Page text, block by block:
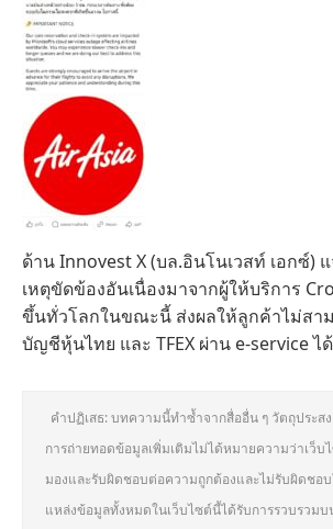
ด้าน Innovest X (บล.อินโนเวสท์ เอกซ์) แ
เหตุขัดข้องอันเนื่องมาจากผู้ให้บริการ
ขึ้นทั่วโลกในขณะนี้ ส่งผลให้ลูกค้าไม่สาม
บัญชีหุ้นไทย และ TFEX ผ่าน e-service ไ
คำปฏิเสธ: บทความนี้ทำซ้ำจากสื่ออื่น ๆ วัตถุประส
การถ่ายทอดข้อมูลเพิ่มเติมไม่ได้หมายความว่าเว็
มองและรับผิดชอบต่อความถูกต้องและไม่รับผิดชอ
แหล่งข้อมูลทั้งหมดในเว็บไซต์นี้ได้รับการรวบรวมบ